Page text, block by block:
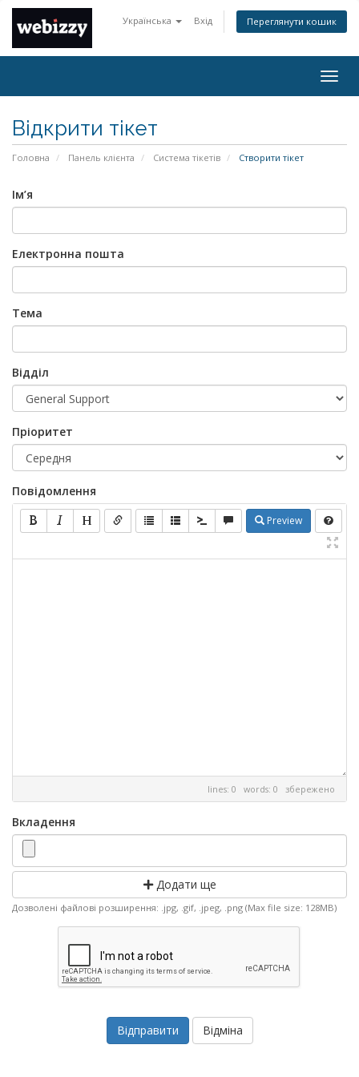
Українська Вхід Переглянути кошик
Відкрити тікет
Головна Панель клієнта Система тікетів Створити тікет
Ім’я
Електронна пошта
Тема
Відділ
Пріоритет
Повідомлення
Preview
lines: 0 words: 0 збережено
Вкладення
Додати ще
Дозволені файлові розширення: .jpg, .gif, .jpeg, .png (Max file size: 128MB)
Відміна